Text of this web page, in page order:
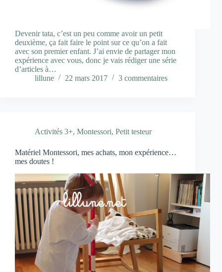
Devenir tata, c’est un peu comme avoir un petit
deuxième, ça fait faire le point sur ce qu’on a fait
avec son premier enfant. J’ai envie de partager mon
expérience avec vous, donc je vais rédiger une série
d’articles à…
lillune
22 mars 2017 3 commentaires
Activités 3+, Montessori, Petit testeur
Matériel Montessori, mes achats, mon expérience…
mes doutes !